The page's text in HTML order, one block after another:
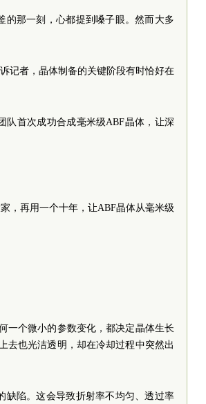
的那一刻，心都提到嗓子眼。然而大多
记者，晶体制备的关键阶段有时恰好在
队首次成功合成毫米级ABF晶体，让深
，再用一个十年，让ABF晶体从毫米级
一个微小的参数变化，都决定晶体生长
去也光洁透明，却在冷却过程中突然出
缺陷。这会导致折射率不均匀、透过率